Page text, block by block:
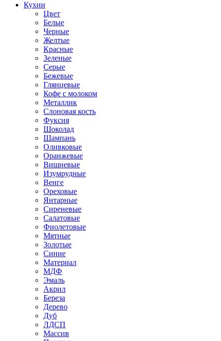
Кухни
Цвет
Белые
Черные
Желтые
Красные
Зеленые
Серые
Бежевые
Глянцевые
Кофе с молоком
Металлик
Слоновая кость
Фуксия
Шоколад
Шампань
Оливковые
Оранжевые
Вишневые
Изумрудные
Венге
Ореховые
Янтарные
Сиреневые
Салатовые
Фиолетовые
Мятные
Золотые
Синие
Материал
МДФ
Эмаль
Акрил
Береза
Дерево
Дуб
ЛДСП
Массив